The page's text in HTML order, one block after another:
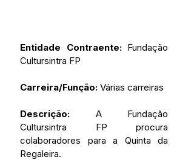
Entidade Contraente: Fundação
Cultursintra FP
Carreira/Função: Várias carreiras
Descrição: A Fundação
Cultursintra FP procura
colaboradores para a Quinta da
Regaleira.